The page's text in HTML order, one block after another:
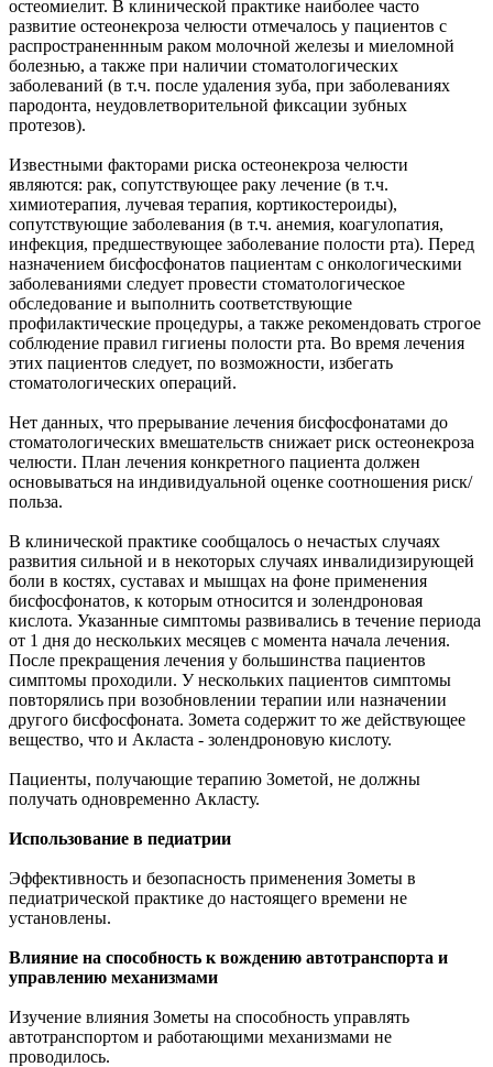
остеомиелит. В клинической практике наиболее часто
развитие остеонекроза челюсти отмечалось у пациентов с
распространеннным раком молочной железы и миеломной
болезнью, а также при наличии стоматологических
заболеваний (в т.ч. после удаления зуба, при заболеваниях
пародонта, неудовлетворительной фиксации зубных
протезов).
Известными факторами риска остеонекроза челюсти
являются: рак, сопутствующее раку лечение (в т.ч.
химиотерапия, лучевая терапия, кортикостероиды),
сопутствующие заболевания (в т.ч. анемия, коагулопатия,
инфекция, предшествующее заболевание полости рта). Перед
назначением бисфосфонатов пациентам с онкологическими
заболеваниями следует провести стоматологическое
обследование и выполнить соответствующие
профилактические процедуры, а также рекомендовать строгое
соблюдение правил гигиены полости рта. Во время лечения
этих пациентов следует, по возможности, избегать
стоматологических операций.
Нет данных, что прерывание лечения бисфосфонатами до
стоматологических вмешательств снижает риск остеонекроза
челюсти. План лечения конкретного пациента должен
основываться на индивидуальной оценке соотношения риск/
польза.
В клинической практике сообщалось о нечастых случаях
развития сильной и в некоторых случаях инвалидизирующей
боли в костях, суставах и мышцах на фоне применения
бисфосфонатов, к которым относится и золендроновая
кислота. Указанные симптомы развивались в течение периода
от 1 дня до нескольких месяцев с момента начала лечения.
После прекращения лечения у большинства пациентов
симптомы проходили. У нескольких пациентов симптомы
повторялись при возобновлении терапии или назначении
другого бисфосфоната. Зомета содержит то же действующее
вещество, что и Акласта - золендроновую кислоту.
Пациенты, получающие терапию Зометой, не должны
получать одновременно Акласту.
Использование в педиатрии
Эффективность и безопасность применения Зометы в
педиатрической практике до настоящего времени не
установлены.
Влияние на способность к вождению автотранспорта и
управлению механизмами
Изучение влияния Зометы на способность управлять
автотранспортом и работающими механизмами не
проводилось.